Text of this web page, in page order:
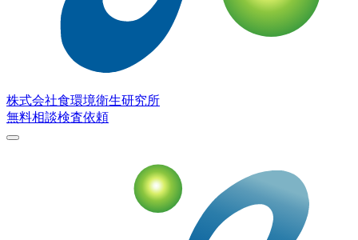
株式会社食環境衛生研究所
無料相談検査依頼